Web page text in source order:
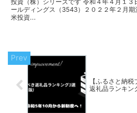
ールディングス（3543）２０２２年２月
米投資...
【ふるさと納
返礼品ランキ